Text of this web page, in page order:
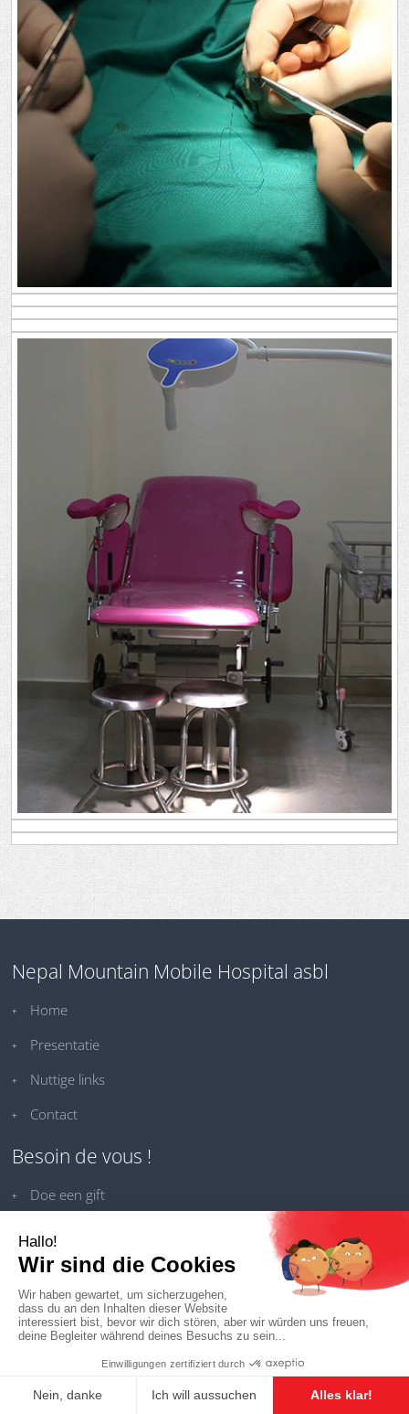
Nepal Mountain Mobile Hospital asbl
Home
Presentatie
Nuttige links
Contact
Besoin de vous !
Doe een gift
Doorlopende opdracht
Andere giften
Waar gaan uw giften naar toe?
Coordonnées
20, rue d'Opprebais